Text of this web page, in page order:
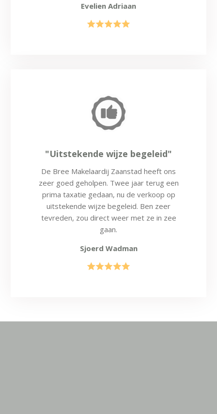
Evelien Adriaan
"Uitstekende wijze begeleid"
De Bree Makelaardij Zaanstad heeft ons
zeer goed geholpen. Twee jaar terug een
prima taxatie gedaan, nu de verkoop op
uitstekende wijze begeleid. Ben zeer
tevreden, zou direct weer met ze in zee
gaan.
Sjoerd Wadman